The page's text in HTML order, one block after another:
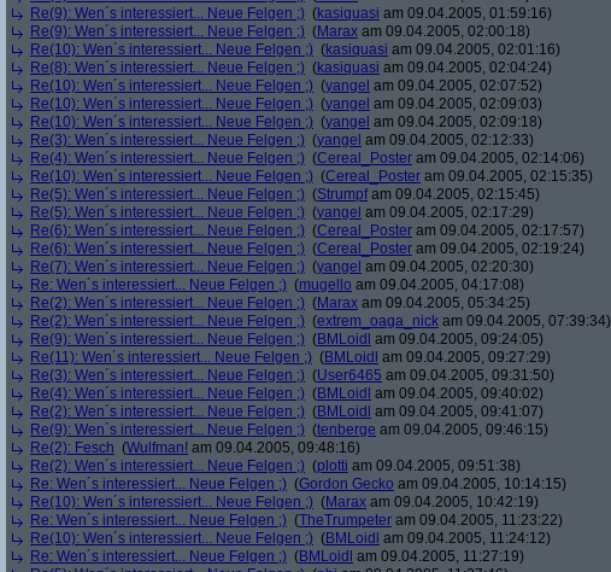
Re(9): Wen´s interessiert... Neue Felgen ;) (kasiquasi am 09.04.2005, 01:59:16)
Re(9): Wen´s interessiert... Neue Felgen ;) (Marax am 09.04.2005, 02:00:18)
Re(10): Wen´s interessiert... Neue Felgen ;) (kasiquasi am 09.04.2005, 02:01:16)
Re(8): Wen´s interessiert... Neue Felgen ;) (kasiquasi am 09.04.2005, 02:04:24)
Re(10): Wen´s interessiert... Neue Felgen ;) (yangel am 09.04.2005, 02:07:52)
Re(10): Wen´s interessiert... Neue Felgen ;) (yangel am 09.04.2005, 02:09:03)
Re(10): Wen´s interessiert... Neue Felgen ;) (yangel am 09.04.2005, 02:09:18)
Re(3): Wen´s interessiert... Neue Felgen ;) (yangel am 09.04.2005, 02:12:33)
Re(4): Wen´s interessiert... Neue Felgen ;) (Cereal_Poster am 09.04.2005, 02:14:06)
Re(10): Wen´s interessiert... Neue Felgen ;) (Cereal_Poster am 09.04.2005, 02:15:35)
Re(5): Wen´s interessiert... Neue Felgen ;) (Strumpfam 09.04.2005, 02:15:45)
Re(5): Wen´s interessiert... Neue Felgen ;) (yangel am 09.04.2005, 02:17:29)
Re(6): Wen´s interessiert... Neue Felgen ;) (Cereal_Poster am 09.04.2005, 02:17:57)
Re(6): Wen´s interessiert... Neue Felgen ;) (Cereal_Poster am 09.04.2005, 02:19:24)
Re(7): Wen´s interessiert... Neue Felgen ;) (yangel am 09.04.2005, 02:20:30)
Re: Wen´s interessiert... Neue Felgen ;) (mugello am 09.04.2005, 04:17:08)
Re(2): Wen´s interessiert... Neue Felgen ;) (Marax am 09.04.2005, 05:34:25)
Re(2): Wen´s interessiert... Neue Felgen ;) (extrem_oaga_nick am 09.04.2005, 07:39:34)
Re(9): Wen´s interessiert... Neue Felgen ;) (BMLoidl am 09.04.2005, 09:24:05)
Re(11): Wen´s interessiert... Neue Felgen ;) (BMLoidl am 09.04.2005, 09:27:29)
Re(3): Wen´s interessiert... Neue Felgen ;) (User6465 am 09.04.2005, 09:31:50)
Re(4): Wen´s interessiert... Neue Felgen ;) (BMLoidl am 09.04.2005, 09:40:02)
Re(2): Wen´s interessiert... Neue Felgen ;) (BMLoidl am 09.04.2005, 09:41:07)
Re(9): Wen´s interessiert... Neue Felgen ;) (tenberge am 09.04.2005, 09:46:15)
Re(2): Fesch (Wulfman! am 09.04.2005, 09:48:16)
Re(2): Wen´s interessiert... Neue Felgen ;) (plotti am 09.04.2005, 09:51:38)
Re: Wen´s interessiert... Neue Felgen ;) (Gordon Gecko am 09.04.2005, 10:14:15)
Re(10): Wen´s interessiert... Neue Felgen ;) (Marax am 09.04.2005, 10:42:19)
Re: Wen´s interessiert... Neue Felgen ;) (TheTrumpeter am 09.04.2005, 11:23:22)
Re(10): Wen´s interessiert... Neue Felgen ;) (BMLoidl am 09.04.2005, 11:24:12)
Re: Wen´s interessiert... Neue Felgen ;) (BMLoidl am 09.04.2005, 11:27:19)